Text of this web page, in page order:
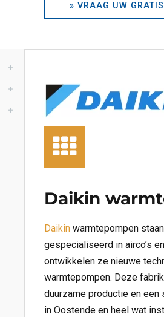
» VRAAG UW
Daikin
Daikin warmtepompen
gespecialiseerd in airco’s
ontwikkelen ze nieuwe
warmtepompen. Deze
duurzame productie en
in Oostende en heel wat